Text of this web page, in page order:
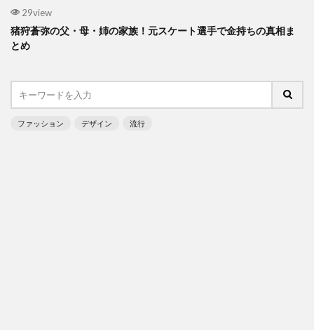
29view
猪狩蒼弥の父・母・姉の家族！元スケート選手で金持ちの真相ま
とめ
ファッション デザイン 流行